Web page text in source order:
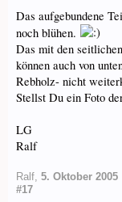
Das aufgebundene
noch blühen.
Das mit den
können auch von
Rebholz- nicht
Stellst Du ein Foto
LG
Ralf
Ralf, 5. Oktober 2005
#17